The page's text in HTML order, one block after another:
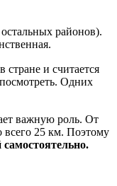
районов).
и считается
Одних
важную роль. От
всего 25 км. Поэтому